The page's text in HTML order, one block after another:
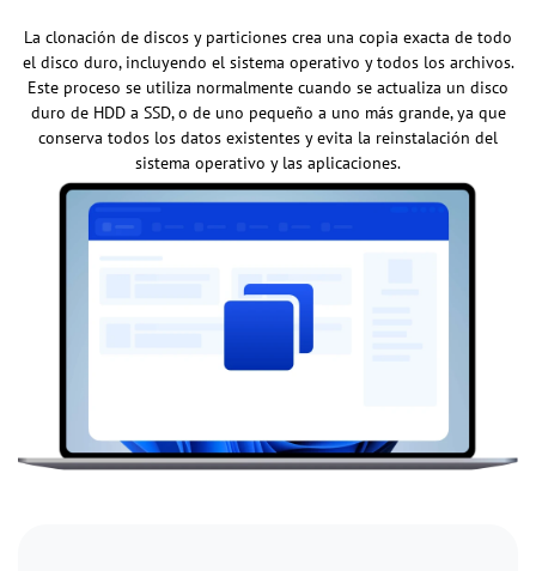
La clonación de discos y particiones crea una copia exacta de todo
el disco duro, incluyendo el sistema operativo y todos los archivos.
Este proceso se utiliza normalmente cuando se actualiza un disco
duro de HDD a SSD, o de uno pequeño a uno más grande, ya que
conserva todos los datos existentes y evita la reinstalación del
sistema operativo y las aplicaciones.